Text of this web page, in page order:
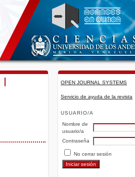
OPEN JOURNAL SYSTEMS
Servicio de ayuda de la revista
USUARIO/A
Nombre de
usuario/a
Contraseña
No cerrar sesión